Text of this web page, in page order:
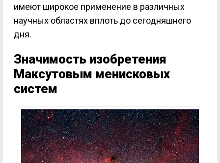
имеют широкое применение в различных
научных областях вплоть до сегодняшнего
дня.
Значимость изобретения
Максутовым менисковых
систем